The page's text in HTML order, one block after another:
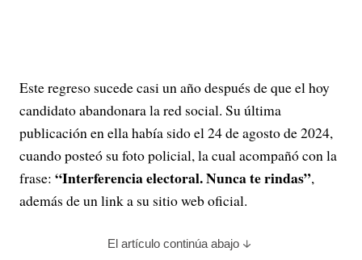
Este regreso sucede casi un año después de que el hoy
candidato abandonara la red social. Su última
publicación en ella había sido el 24 de agosto de 2024,
cuando posteó su foto policial, la cual acompañó con la
frase: “Interferencia electoral. Nunca te rindas”,
además de un link a su sitio web oficial.
El artículo continúa abajo